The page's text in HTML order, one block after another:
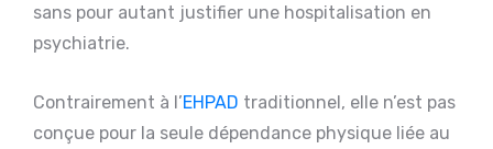
sans pour autant justifier une hospitalisation en
psychiatrie.
Contrairement à l’EHPAD traditionnel, elle n’est pas
conçue pour la seule dépendance physique liée au